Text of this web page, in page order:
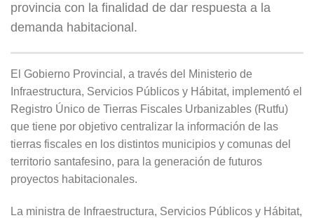
provincia con la finalidad de dar respuesta a la
demanda habitacional.
El Gobierno Provincial, a través del Ministerio de
Infraestructura, Servicios Públicos y Hábitat, implementó el
Registro Único de Tierras Fiscales Urbanizables (Rutfu)
que tiene por objetivo centralizar la información de las
tierras fiscales en los distintos municipios y comunas del
territorio santafesino, para la generación de futuros
proyectos habitacionales.
La ministra de Infraestructura, Servicios Públicos y Hábitat,